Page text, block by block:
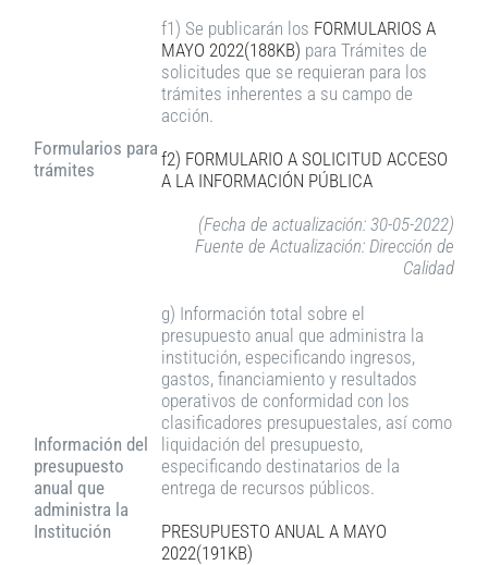
Formularios para
trámites
f1) Se publicarán los FORMULARIOS A
MAYO 2022(188KB) para Trámites de
solicitudes que se requieran para los
trámites inherentes a su campo de
acción.
f2) FORMULARIO A SOLICITUD ACCESO
A LA INFORMACIÓN PÚBLICA
(Fecha de actualización: 30-05-2022)
Fuente de Actualización: Dirección de
Calidad
Información del
presupuesto
anual que
administra la
Institución
g) Información total sobre el
presupuesto anual que administra la
institución, especificando ingresos,
gastos, financiamiento y resultados
operativos de conformidad con los
clasificadores presupuestales, así como
liquidación del presupuesto,
especificando destinatarios de la
entrega de recursos públicos.
PRESUPUESTO ANUAL A MAYO
2022(191KB)